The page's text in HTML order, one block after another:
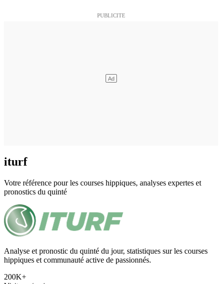
iturf
Votre référence pour les courses hippiques, analyses expertes et
pronostics du quinté
Analyse et pronostic du quinté du jour, statistiques sur les courses
hippiques et communauté active de passionnés.
200K+